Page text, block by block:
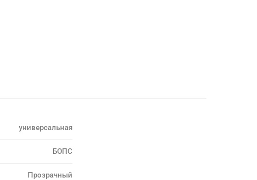
универсальная
БОПС
Прозрачный